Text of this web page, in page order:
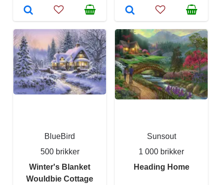
BlueBird
500 brikker
Winter's Blanket
Wouldbie Cottage
Sunsout
1 000 brikker
Heading Home